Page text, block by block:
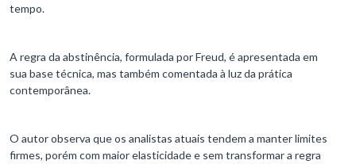
tempo.
A regra da abstinência, formulada por Freud, é apresentada em
sua base técnica, mas também comentada à luz da prática
contemporânea.
O autor observa que os analistas atuais tendem a manter limites
firmes, porém com maior elasticidade e sem transformar a regra